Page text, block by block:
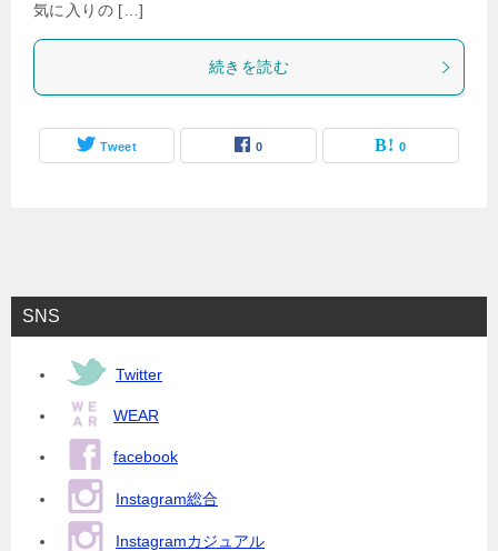
気に入りの […]
続きを読む
Tweet 0 0
SNS
Twitter
WEAR
facebook
Instagram総合
Instagramカジュアル